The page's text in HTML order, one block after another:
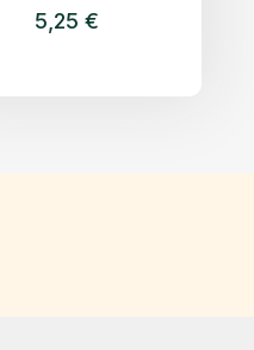
5,25 €